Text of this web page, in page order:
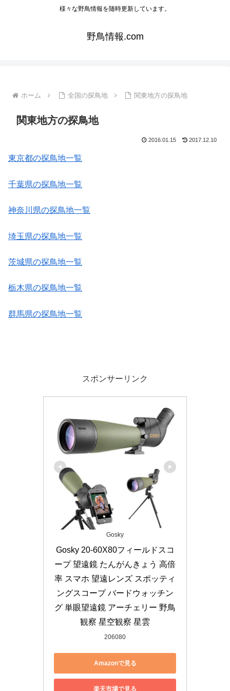
様々な野鳥情報を随時更新しています。
野鳥情報.com
ホーム 全国の探鳥地 関東地方の探鳥地
関東地方の探鳥地
2016.01.15 2017.12.10
東京都の探鳥地一覧
千葉県の探鳥地一覧
神奈川県の探鳥地一覧
埼玉県の探鳥地一覧
茨城県の探鳥地一覧
栃木県の探鳥地一覧
群馬県の探鳥地一覧
スポンサーリンク
Gosky
Gosky 20-60X80フィールドスコ
ープ 望遠鏡 たんがんきょう 高倍
率 スマホ 望遠レンズ スポッティ
ングスコープ バードウォッチン
グ 単眼望遠鏡 アーチェリー 野鳥
観察 星空観察 星雲
206080
Amazonで見る
楽天市場で見る